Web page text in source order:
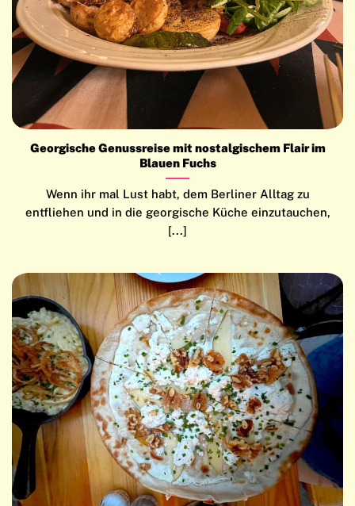
Georgische Genussreise mit nostalgischem Flair im
Blauen Fuchs
Wenn ihr mal Lust habt, dem Berliner Alltag zu
entfliehen und in die georgische Küche einzutauchen,
[...]